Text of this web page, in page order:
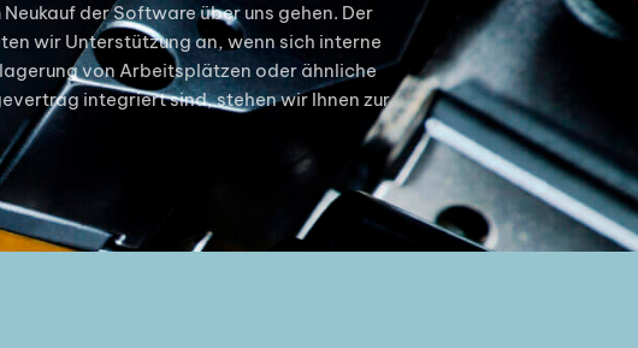
der Software über uns gehen. Der
wir Unterstützung an, wenn sich interne
von Arbeitsplätzen oder ähnliche
integriert sind, stehen wir Ihnen zur